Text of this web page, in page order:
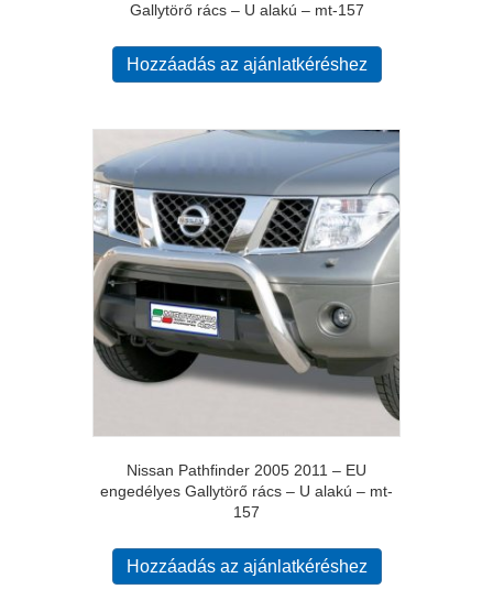
Gallytörő rács – U alakú – mt-157
Hozzáadás az ajánlatkéréshez
Nissan Pathfinder 2005 2011 – EU
engedélyes Gallytörő rács – U alakú – mt-
157
Hozzáadás az ajánlatkéréshez